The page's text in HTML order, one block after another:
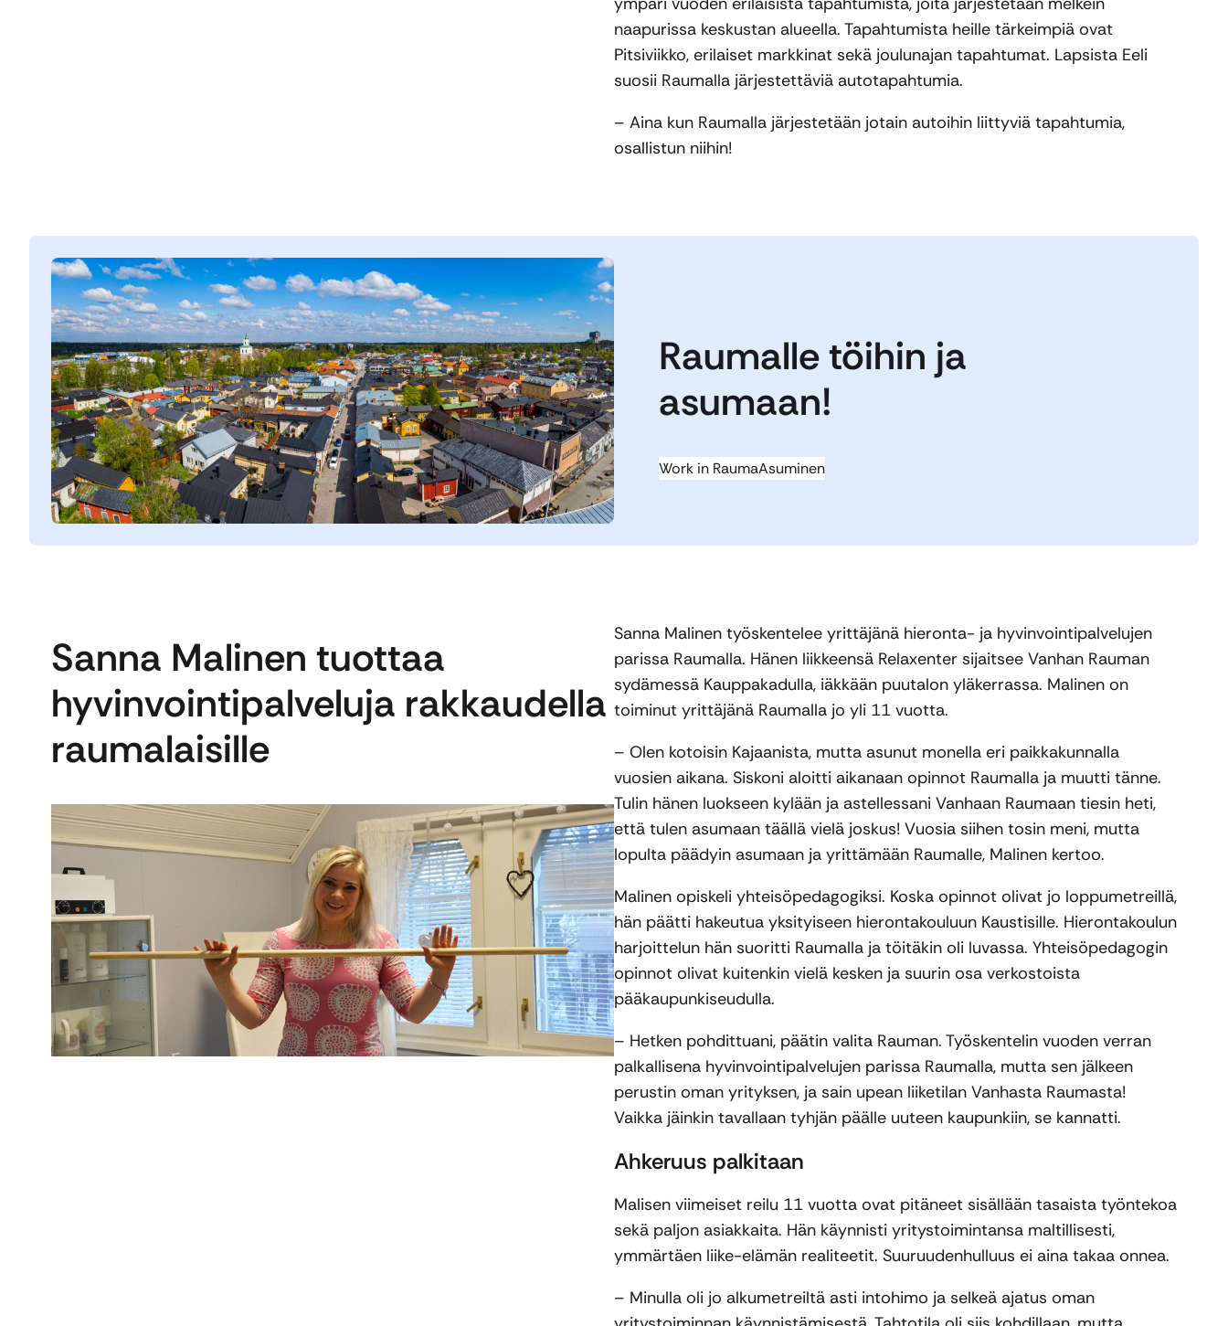
naapurissa keskustan alueella. Tapahtumista heille tärkeimpiä ovat
Pitsiviikko, erilaiset markkinat sekä joulunajan tapahtumat. Lapsista Eeli
suosii Raumalla järjestettäviä autotapahtumia.
– Aina kun Raumalla järjestetään jotain autoihin liittyviä tapahtumia,
osallistun niihin!
Raumalle töihin ja
asumaan!
Work in RaumaAsuminen
Sanna Malinen tuottaa
hyvinvointipalveluja rakkaudella
raumalaisille
Sanna Malinen työskentelee yrittäjänä hieronta- ja hyvinvointipalvelujen
parissa Raumalla. Hänen liikkeensä Relaxenter sijaitsee Vanhan Rauman
sydämessä Kauppakadulla, iäkkään puutalon yläkerrassa. Malinen on
toiminut yrittäjänä Raumalla jo yli 11 vuotta.
– Olen kotoisin Kajaanista, mutta asunut monella eri paikkakunnalla
vuosien aikana. Siskoni aloitti aikanaan opinnot Raumalla ja muutti tänne.
Tulin hänen luokseen kylään ja astellessani Vanhaan Raumaan tiesin heti,
että tulen asumaan täällä vielä joskus! Vuosia siihen tosin meni, mutta
lopulta päädyin asumaan ja yrittämään Raumalle, Malinen kertoo.
Malinen opiskeli yhteisöpedagogiksi. Koska opinnot olivat jo loppumetreillä,
hän päätti hakeutua yksityiseen hierontakouluun Kaustisille. Hierontakoulun
harjoittelun hän suoritti Raumalla ja töitäkin oli luvassa. Yhteisöpedagogin
opinnot olivat kuitenkin vielä kesken ja suurin osa verkostoista
pääkaupunkiseudulla.
– Hetken pohdittuani, päätin valita Rauman. Työskentelin vuoden verran
palkallisena hyvinvointipalvelujen parissa Raumalla, mutta sen jälkeen
perustin oman yrityksen, ja sain upean liiketilan Vanhasta Raumasta!
Vaikka jäinkin tavallaan tyhjän päälle uuteen kaupunkiin, se kannatti.
Ahkeruus palkitaan
Malisen viimeiset reilu 11 vuotta ovat pitäneet sisällään tasaista työntekoa
sekä paljon asiakkaita. Hän käynnisti yritystoimintansa maltillisesti,
ymmärtäen liike-elämän realiteetit. Suuruudenhulluus ei aina takaa onnea.
– Minulla oli jo alkumetreiltä asti intohimo ja selkeä ajatus oman